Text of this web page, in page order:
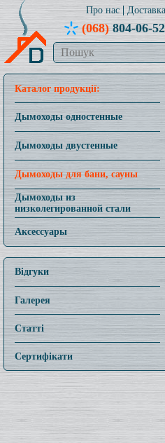
Про нас
(068)804-06-52
Каталог продукції:
Дымоходы одностенные
Дымоходы двустенные
Дымоходы для бани, сауны
Дымоходы из
низколегированной стали
Аксессуары
Відгуки
Галерея
Статті
Сертифікати